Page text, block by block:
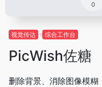
0
视觉传达 综合工作台
PicWish佐糖
删除背景、消除图像模糊